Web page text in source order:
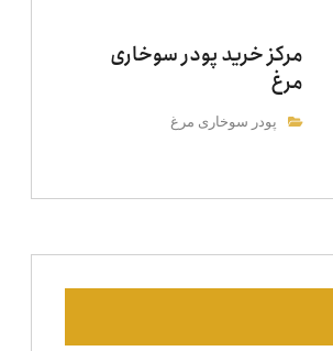
مرکز خرید پودر سوخاری
مرغ
پودر سوخاری مرغ